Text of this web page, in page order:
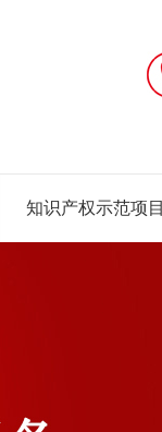
知识产权示范项目